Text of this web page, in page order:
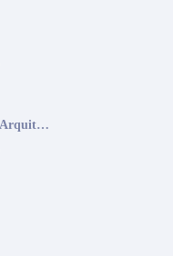
Toño Vázquez Rosales, Arquitecto